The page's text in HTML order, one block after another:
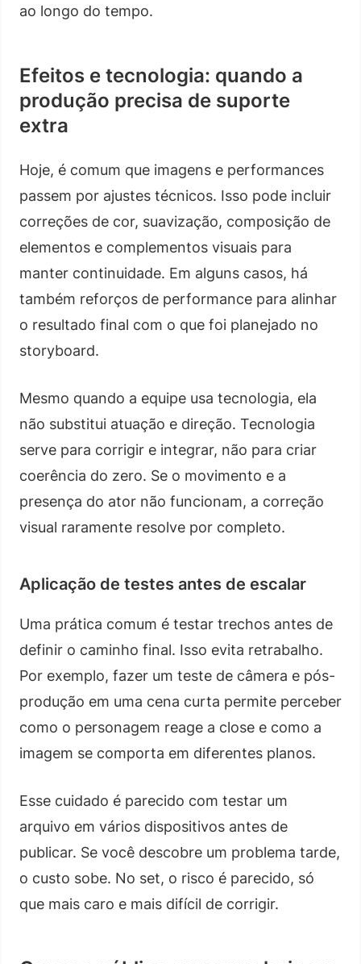
ao longo do tempo.
Efeitos e tecnologia: quando a
produção precisa de suporte
extra
Hoje, é comum que imagens e performances
passem por ajustes técnicos. Isso pode incluir
correções de cor, suavização, composição de
elementos e complementos visuais para
manter continuidade. Em alguns casos, há
também reforços de performance para alinhar
o resultado final com o que foi planejado no
storyboard.
Mesmo quando a equipe usa tecnologia, ela
não substitui atuação e direção. Tecnologia
serve para corrigir e integrar, não para criar
coerência do zero. Se o movimento e a
presença do ator não funcionam, a correção
visual raramente resolve por completo.
Aplicação de testes antes de escalar
Uma prática comum é testar trechos antes de
definir o caminho final. Isso evita retrabalho.
Por exemplo, fazer um teste de câmera e pós-
produção em uma cena curta permite perceber
como o personagem reage a close e como a
imagem se comporta em diferentes planos.
Esse cuidado é parecido com testar um
arquivo em vários dispositivos antes de
publicar. Se você descobre um problema tarde,
o custo sobe. No set, o risco é parecido, só
que mais caro e mais difícil de corrigir.